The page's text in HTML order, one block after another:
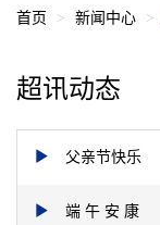
首页 新闻中心
超讯动态
父亲节快乐
端 午 安 康